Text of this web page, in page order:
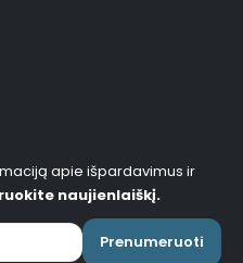
apie išpardavimus ir
naujienlaiškį.
Prenumeruoti